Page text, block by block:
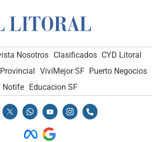
Nosotros Clasificados CYD Litoral
VivíMejor SF Puerto Negocios
Notife
Educacion SF